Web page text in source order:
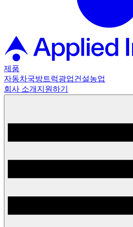
제품
자동차국방트럭광업건설농업
회사 소개 지원하기